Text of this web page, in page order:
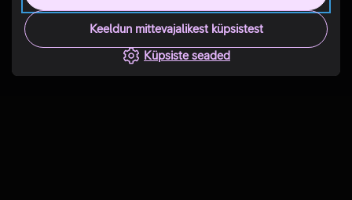
Keeldun mittevajalikest küpsistest
Küpsiste seaded